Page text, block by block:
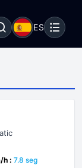
ES
h : 7.8 seg